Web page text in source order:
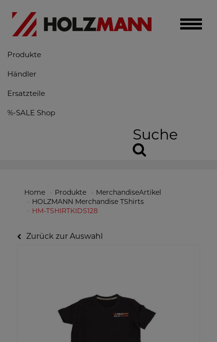
Toggle
Produkte
Händler
Ersatzteile
%-SALE Shop
Suche
Home Produkte
MerchandiseArtikel
HOLZMANN Merchandise TShirts
HM-TSHIRTKIDS128
Zurück zur Auswahl